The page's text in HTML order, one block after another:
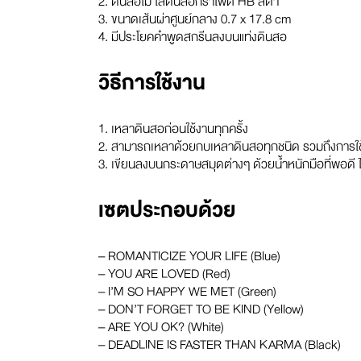
3. ขนาดเส้นผ่าศูนย์กลาง 0.7 x 17.8 cm
4. มีประโยคคำพูดสกรีนลงบนแท่งดินสอ
วิธีการใช้งาน
1. เหลาดินสอก่อนใช้งานทุกครั้ง
2. สามารถเหลาด้วยกบเหลาดินสอทุกชนิด รวมถึงการ
3. เขียนลงบนกระดาษสมุดต่างๆ ด้วยน้ำหนักมือที่พอดี
เซตประกอบด้วย
– ROMANTICIZE YOUR LIFE (Blue)
– YOU ARE LOVED (Red)
– I’M SO HAPPY WE MET (Green)
– DON’T FORGET TO BE KIND (Yellow)
– ARE YOU OK? (White)
– DEADLINE IS FASTER THAN KARMA (Black)